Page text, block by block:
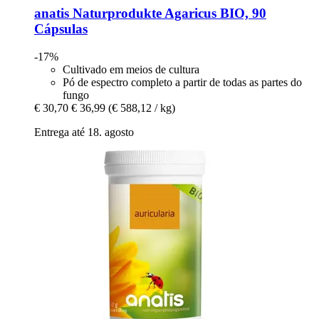
anatis Naturprodukte Agaricus BIO, 90
Cápsulas
-17%
Cultivado em meios de cultura
Pó de espectro completo a partir de todas as partes do
fungo
€ 30,70 € 36,99 (€ 588,12 / kg)
Entrega até 18. agosto